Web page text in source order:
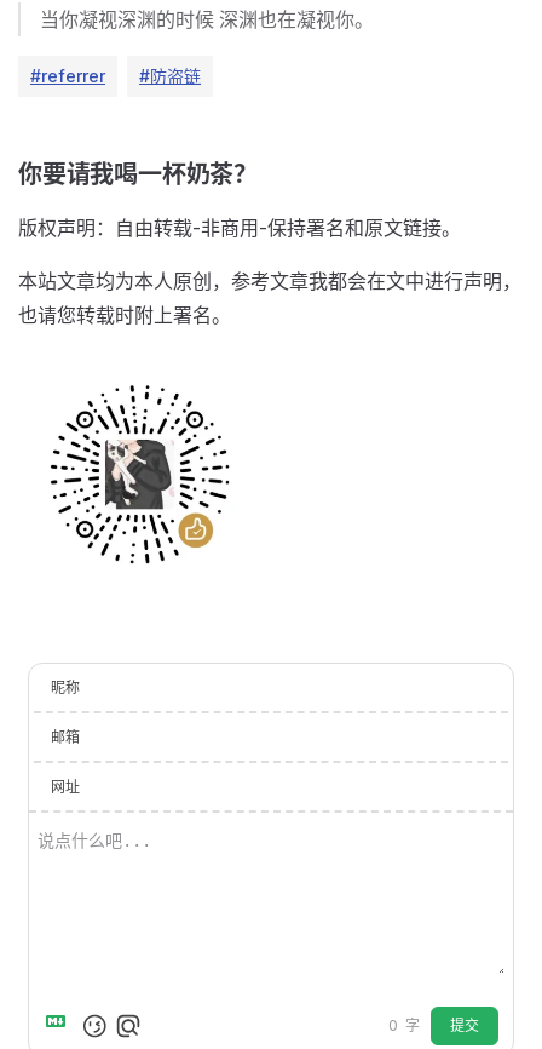
当你凝视深渊的时候 深渊也在凝视你。
#referrer #防盗链
你要请我喝一杯奶茶？
版权声明：自由转载-非商用-保持署名和原文链接。
本站文章均为本人原创，参考文章我都会在文中进行声明，
也请您转载时附上署名。
昵称
邮箱
网址
0 字 提交